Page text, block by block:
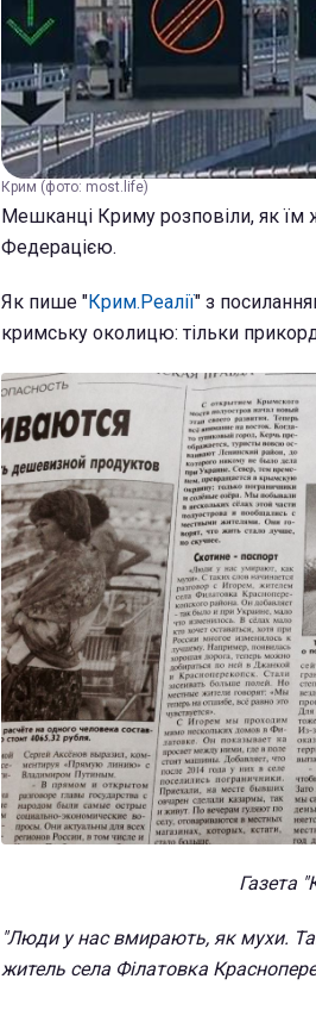
Крим (фото: most.life)
Мешканці Криму розповіли, як їм
Федерацією.
Як пише "Крим.Реалії" з
кримську околицю: тільки
Газета
"Люди у нас вмирають, як мухи.
житель села Філатовка